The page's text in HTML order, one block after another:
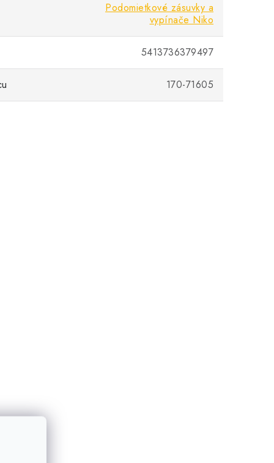
Podomietkové zásuvky a
vypínače Niko
5413736379497
170-71605